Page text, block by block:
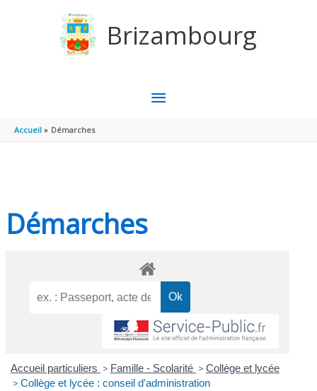
Brizambourg
MENU
Accueil Démarches
Démarches
Accueil particuliers > Famille - Scolarité > Collège et lycée
> Collège et lycée : conseil d'administration